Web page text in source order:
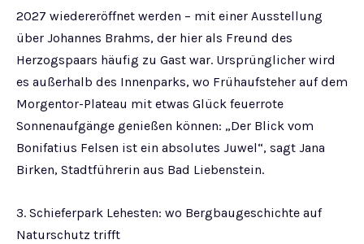
2027 wiedereröffnet werden – mit einer Ausstellung
über Johannes Brahms, der hier als Freund des
Herzogspaars häufig zu Gast war. Ursprünglicher wird
es außerhalb des Innenparks, wo Frühaufsteher auf dem
Morgentor-Plateau mit etwas Glück feuerrote
Sonnenaufgänge genießen können: „Der Blick vom
Bonifatius Felsen ist ein absolutes Juwel“, sagt Jana
Birken, Stadtführerin aus Bad Liebenstein.
3. Schieferpark Lehesten: wo Bergbaugeschichte auf
Naturschutz trifft